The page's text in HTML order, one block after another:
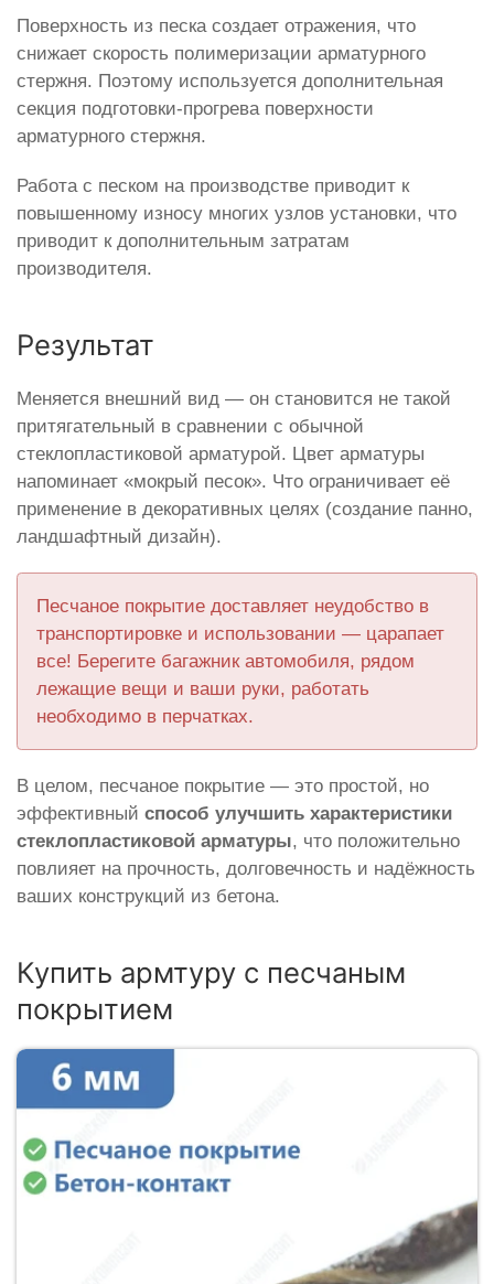
Поверхность из песка создает отражения, что
снижает скорость полимеризации арматурного
стержня. Поэтому используется дополнительная
секция подготовки-прогрева поверхности
арматурного стержня.
Работа с песком на производстве приводит к
повышенному износу многих узлов установки, что
приводит к дополнительным затратам
производителя.
Результат
Меняется внешний вид — он становится не такой
притягательный в сравнении с обычной
стеклопластиковой арматурой. Цвет арматуры
напоминает «мокрый песок». Что ограничивает её
применение в декоративных целях (создание панно,
ландшафтный дизайн).
Песчаное покрытие доставляет неудобство в
транспортировке и использовании — царапает
все! Берегите багажник автомобиля, рядом
лежащие вещи и ваши руки, работать
необходимо в перчатках.
В целом, песчаное покрытие — это простой, но
эффективный способ улучшить характеристики
стеклопластиковой арматуры, что положительно
повлияет на прочность, долговечность и надёжность
ваших конструкций из бетона.
Купить армтуру с песчаным
покрытием